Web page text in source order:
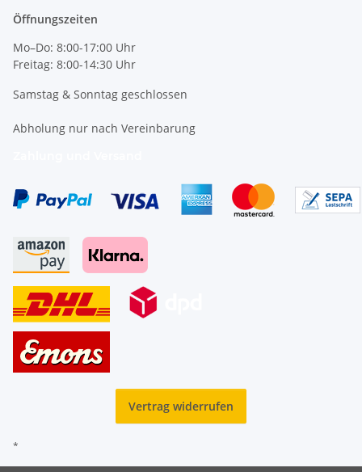
Öffnungszeiten
Mo–Do: 8:00-17:00 Uhr
Freitag: 8:00-14:30 Uhr
Samstag & Sonntag geschlossen
Abholung nur nach Vereinbarung
Vertrag widerrufen
*